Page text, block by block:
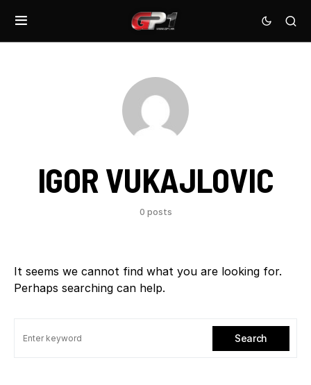
IGOR VUKAJLOVIC
0 posts
It seems we cannot find what you are looking for.
Perhaps searching can help.
Search